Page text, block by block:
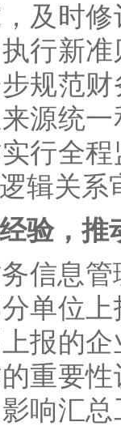
及时
行新
规范
源统
行全
辑关
验，
信息
单位
报的
重要
响汇